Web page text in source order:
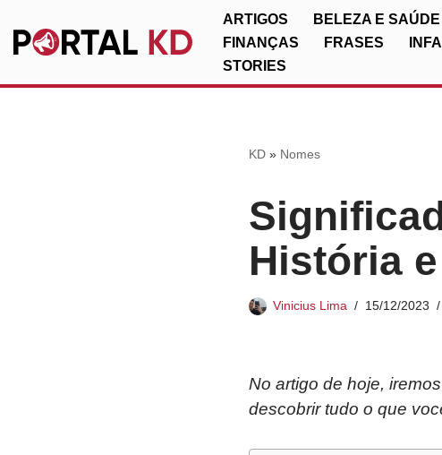
Pular
ARTIGOS BELEZA E SAÚDE
FINANÇAS
FRASES
STORIES
KD» Nomes
História
Vinicius Lima 15/12/2023
No artigo de hoje,
descobrir tudo o que